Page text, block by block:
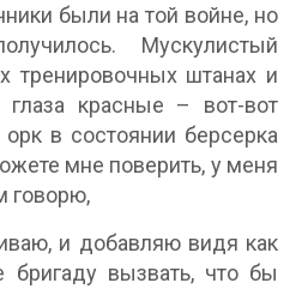
были на той войне, но
Мускулистый
тренировочных штанах и
глаза красные – вот-вот
в состоянии берсерка
мне поверить, у меня
говорю,
и добавляю видя как
вызвать, что бы